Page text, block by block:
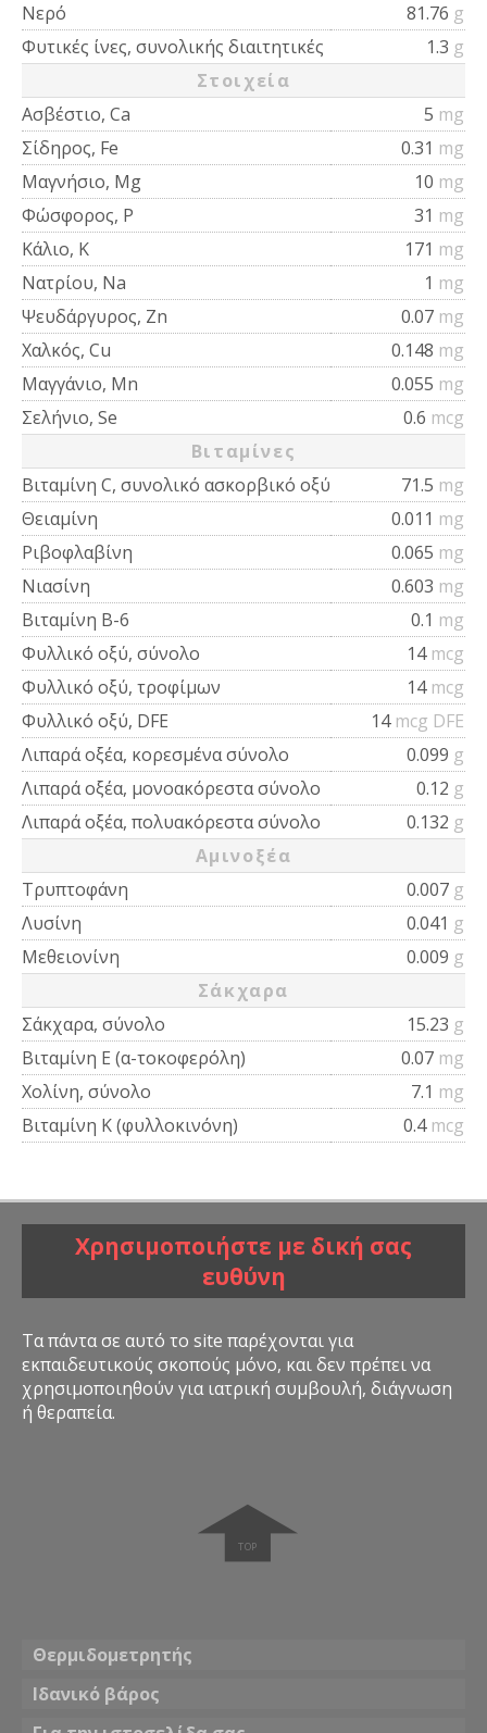
Νερό
81.76 g
Φυτικές ίνες, συνολικής διαιτητικές
1.3 g
Στοιχεία
Ασβέστιο, Ca
5 mg
Σίδηρος, Fe
0.31 mg
Μαγνήσιο, Mg
10 mg
Φώσφορος, P
31 mg
Κάλιο, K
171 mg
Νατρίου, Na
1 mg
Ψευδάργυρος, Zn
0.07 mg
Χαλκός, Cu
0.148 mg
Μαγγάνιο, Mn
0.055 mg
Σελήνιο, Se
0.6 mcg
Βιταμίνες
Βιταμίνη C, συνολικό ασκορβικό οξύ
71.5 mg
Θειαμίνη
0.011 mg
Ριβοφλαβίνη
0.065 mg
Νιασίνη
0.603 mg
Βιταμίνη Β-6
0.1 mg
Φυλλικό οξύ, σύνολο
14 mcg
Φυλλικό οξύ, τροφίμων
14 mcg
Φυλλικό οξύ, DFE
14 mcg DFE
Λιπαρά οξέα, κορεσμένα σύνολο
0.099 g
Λιπαρά οξέα, μονοακόρεστα σύνολο
0.12 g
Λιπαρά οξέα, πολυακόρεστα σύνολο
0.132 g
Αμινοξέα
Τρυπτοφάνη
0.007 g
Λυσίνη
0.041 g
Μεθειονίνη
0.009 g
Σάκχαρα
Σάκχαρα, σύνολο
15.23 g
Βιταμίνη Ε (α-τοκοφερόλη)
0.07 mg
Χολίνη, σύνολο
7.1 mg
Βιταμίνη Κ (φυλλοκινόνη)
0.4 mcg
Χρησιμοποιήστε με δική σας
ευθύνη
Τα πάντα σε αυτό το site παρέχονται για
εκπαιδευτικούς σκοπούς μόνο, και δεν πρέπει να
χρησιμοποιηθούν για ιατρική συμβουλή, διάγνωση
ή θεραπεία.
➧
Θερμιδομετρητής
Ιδανικό βάρος